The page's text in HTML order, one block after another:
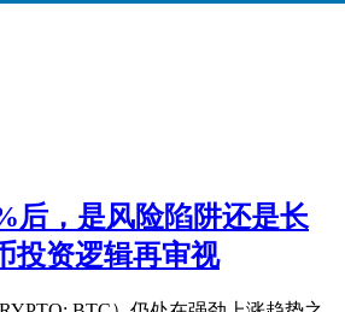
后，是风险陷阱还是长
投资逻辑再审视